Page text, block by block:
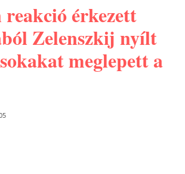
érkezett
Zelenszkij nyílt
meglepett a